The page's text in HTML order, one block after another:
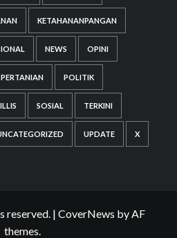
KETAHANANPANGAN
NEWS OPINI
PERTANIAN POLITIK
SOSIAL TERKINI
UPDATE X
reserved. | CoverNews by AF
themes.